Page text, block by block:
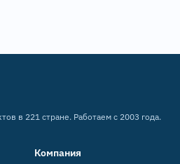
в 221 стране. Работаем с 2003 года.
Компания